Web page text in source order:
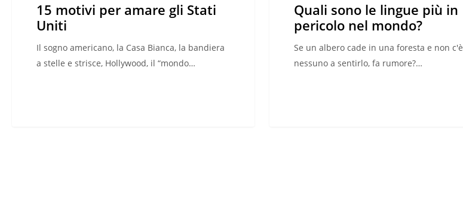
15 motivi per amare gli Stati
Uniti
Il sogno americano, la Casa Bianca, la bandiera
a stelle e strisce, Hollywood, il “mondo…
Quali sono le lingue più in
pericolo nel mondo?
Se un albero cade in una foresta e non c'è
nessuno a sentirlo, fa rumore?…